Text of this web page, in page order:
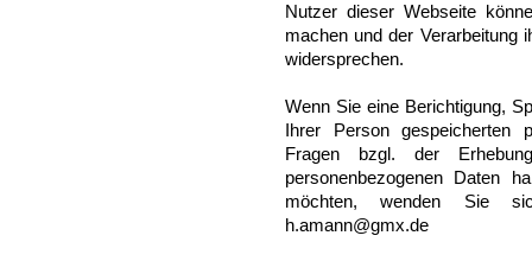
Nutzer dieser Webseite
machen und der Verarbeitung
widersprechen.
Wenn Sie eine Berichtigung,
Ihrer Person gespeicherten
Fragen bzgl. der
personenbezogenen Daten
möchten, wenden Sie
h.amann@gmx.de